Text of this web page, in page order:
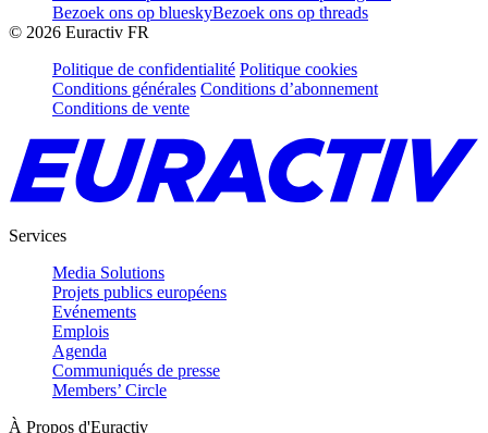
Bezoek ons op blueskyBezoek ons op threads
© 2026 Euractiv FR
Politique de confidentialité Politique cookies
Conditions générales Conditions d’abonnement
Conditions de vente
Services
Media Solutions
Projets publics européens
Evénements
Emplois
Agenda
Communiqués de presse
Members’ Circle
À Propos d'Euractiv